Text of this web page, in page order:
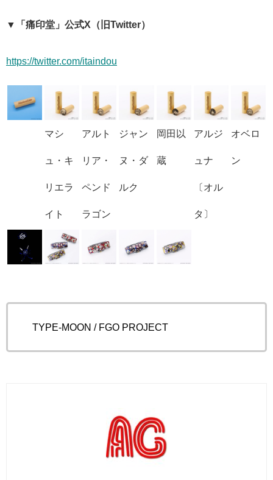
▼「痛印堂」公式X（旧Twitter）
https://twitter.com/itaindou
マシ
ュ・キ
リエラ
イト
アルト
リア・
ペンド
ラゴン
ジャン
ヌ・ダ
ルク
岡田以
蔵
アルジ
ュナ
〔オル
タ〕
オベロ
ン
©TYPE-MOON / FGO PROJECT